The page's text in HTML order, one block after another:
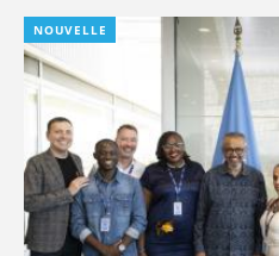
NOUVELLE